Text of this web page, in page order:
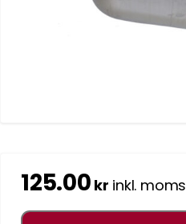
125.00 kr inkl. moms